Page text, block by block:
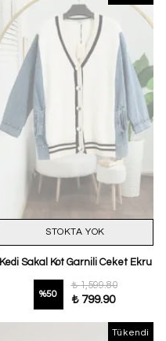
STOKTA YOK
Kedi Sakal Kot Garnili Ceket Ekru
%50
₺ 1,599.80
₺ 799.90
Tükendi